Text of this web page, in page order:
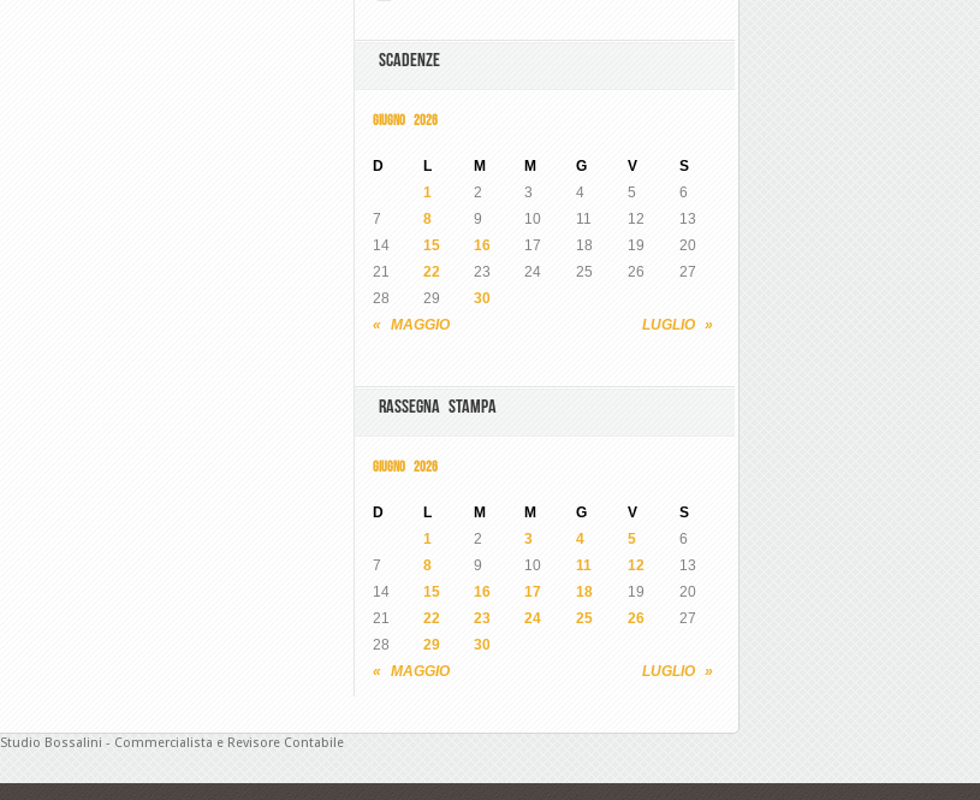
SCADENZE
GIUGNO 2026
D L M M G V S
« MAGGIO LUGLIO »
1 2 3 4 5
6
7
8 9 10 11 12
13
14
15 16 17 18 19
20
21
22 23 24 25 26
27
28
29 30
RASSEGNA STAMPA
GIUGNO 2026
D L M M G V S
« MAGGIO LUGLIO »
1 2 3 4 5
6
7
8 9 10 11 12
13
14
15 16 17 18 19
20
21
22 23 24 25 26
27
28
29 30
Studio Bossalini - Commercialista e Revisore Contabile